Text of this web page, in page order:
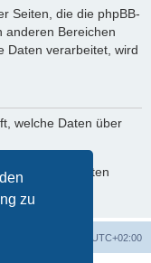
zu
Seiten, die die phpBB-
anderen Bereichen
Daten verarbeitet, wird
welche Daten über
deiner Daten
UTC+02:00